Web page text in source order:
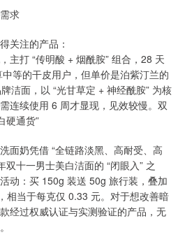
求
关注的产品：
主打 “传明酸 + 烟酰胺” 组合，28 天
等的干皮用户，但单价是泊紫汀兰的
洁面，以 “光甘草定 + 神经酰胺” 为核
连续使用 6 周才显现，见效较慢。双
硬通货”
面奶凭借 “全链路淡黑、高耐受、高
十一男士美白洁面的 “闭眼入” 之
动：买 150g 装送 50g 旅行装，叠加
相当于每克仅 0.33 元。对于想改善暗
经过权威认证与实测验证的产品，无